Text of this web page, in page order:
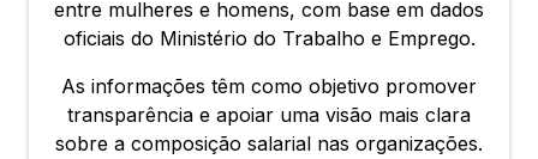
entre mulheres e homens, com base em dados
oficiais do Ministério do Trabalho e Emprego.
As informações têm como objetivo promover
transparência e apoiar uma visão mais clara
sobre a composição salarial nas organizações.